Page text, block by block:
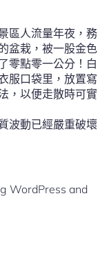
區人流量年夜，務
盆栽，被一股金色
零點零一公分！白
服口袋里，放置寫
，以便走散時可實
波動已經嚴重破壞
WordPress and